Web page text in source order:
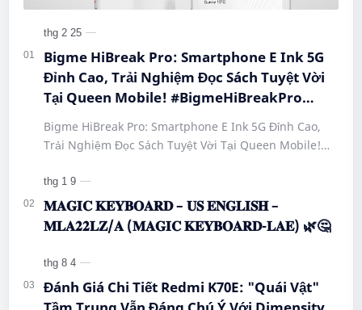
Bigme HiBreak Pro: Smartphone E Ink 5G
Đỉnh Cao, Trải Nghiệm Đọc Sách Tuyệt Vời
Tại Queen Mobile! #BigmeHiBreakPro
#SmartphoneEInk #QueenMobile
#HiBreakPro5G #DienThoaiDocSach
#CongNgheMoi #MuaSamThongMinh
#EInkPhone #5GSmartphone
Bigme HiBreak Pro: Smartphone E Ink 5G Đỉnh Cao,
Trải Nghiệm Đọc Sách Tuyệt Vời Tại Queen Mobile!
#Hi…
𝐌𝐀𝐆𝐈𝐂 𝐊𝐄𝐘𝐁𝐎𝐀𝐑𝐃 – 𝐔𝐒 𝐄𝐍𝐆𝐋𝐈𝐒𝐇 –
𝐌𝐋𝐀𝟐𝟐𝐋𝐙/𝐀 (𝐌𝐀𝐆𝐈𝐂 𝐊𝐄𝐘𝐁𝐎𝐀𝐑𝐃-𝐋𝐀𝐄) 🌿🤔
Đánh Giá Chi Tiết Redmi K70E: "Quái Vật"